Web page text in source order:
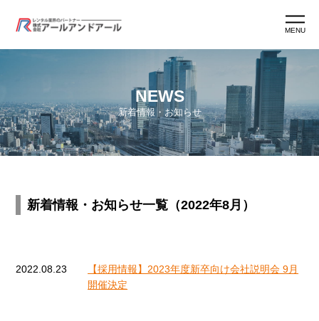
MENU
アールアンドアールとは
ワークスタイル
NEWS
新着情報・お知らせ
新着情報・お知らせ一覧（2022年8月）
2022.08.23
【採用情報】2023年度新卒向け会社説明会 9月
開催決定